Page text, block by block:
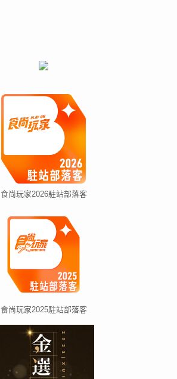
食尚玩家2026駐站部落客
食尚玩家2025駐站部落客